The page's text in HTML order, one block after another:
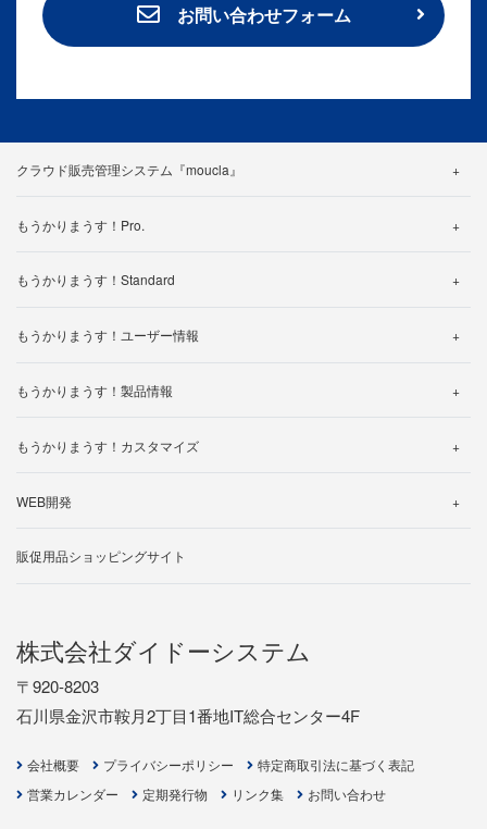
お問い合わせフォーム
クラウド販売管理システム『moucla』
カスタマイズ事例
製品カタログ
無料トライアルお申し込み
もうかりまうす！Pro.
仕様一覧
体験版ダウンロードされたお客様へ
もうかりまうす！Standard
仕様一覧
もうかりまうす！ユーザー情報
操作マニュアル
ライセンスの追加について
もうかりまうす！製品情報
帳票一覧
もうかりまうす！カスタマイズ
WEB開発
販促用品ショッピングサイト
株式会社ダイドーシステム
〒920-8203
石川県金沢市鞍月2丁目1番地IT総合センター4F
会社概要 プライバシーポリシー
特定商取引法に基づく表記
営業カレンダー
定期発行物 リンク集 お問い合わせ